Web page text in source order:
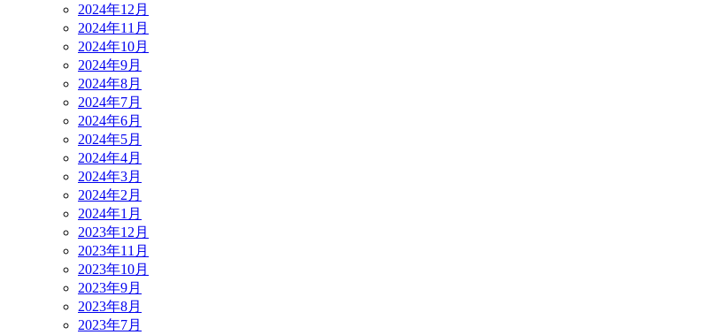
2024年12月
2024年11月
2024年10月
2024年9月
2024年8月
2024年7月
2024年6月
2024年5月
2024年4月
2024年3月
2024年2月
2024年1月
2023年12月
2023年11月
2023年10月
2023年9月
2023年8月
2023年7月